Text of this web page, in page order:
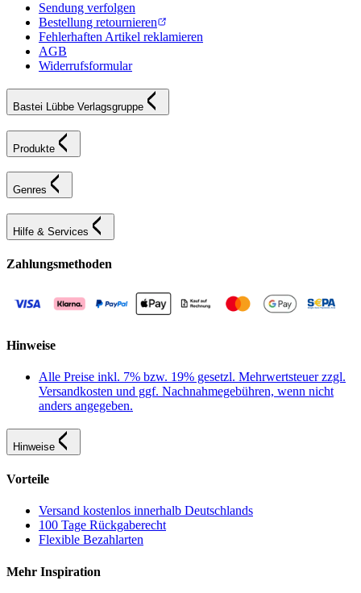
Sendung verfolgen
Bestellung retournieren
Fehlerhaften Artikel reklamieren
AGB
Widerrufsformular
Bastei Lübbe Verlagsgruppe
Produkte
Genres
Hilfe & Services
Zahlungsmethoden
Hinweise
Alle Preise inkl. 7% bzw. 19% gesetzl. Mehrwertsteuer zzgl.
Versandkosten und ggf. Nachnahmegebühren, wenn nicht
anders angegeben.
Hinweise
Vorteile
Versand kostenlos innerhalb Deutschlands
100 Tage Rückgaberecht
Flexible Bezahlarten
Mehr Inspiration